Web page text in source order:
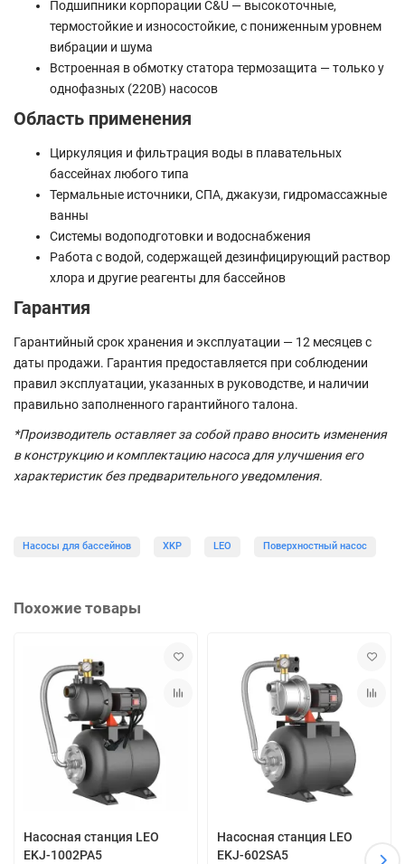
Подшипники корпорации C&U — высокоточные,
термостойкие и износостойкие, с пониженным уровнем
вибрации и шума
Встроенная в обмотку статора термозащита — только у
однофазных (220В) насосов
Область применения
Циркуляция и фильтрация воды в плавательных
бассейнах любого типа
Термальные источники, СПА, джакузи, гидромассажные
ванны
Системы водоподготовки и водоснабжения
Работа с водой, содержащей дезинфицирующий раствор
хлора и другие реагенты для бассейнов
Гарантия
Гарантийный срок хранения и эксплуатации — 12 месяцев с
даты продажи. Гарантия предоставляется при соблюдении
правил эксплуатации, указанных в руководстве, и наличии
правильно заполненного гарантийного талона.
*Производитель оставляет за собой право вносить изменения
в конструкцию и комплектацию насоса для улучшения его
характеристик без предварительного уведомления.
Насосы для бассейнов XKP LEO Поверхностный насос
Похожие товары
Насосная станция LEO
EKJ-1002PA5
Насосная станция LEO
EKJ-602SA5